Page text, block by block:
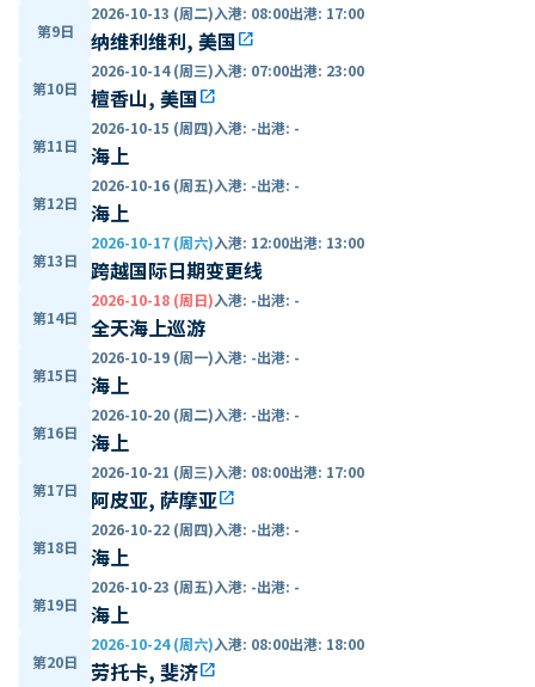
第9日
2026-10-13 (周二)入港: 08:00出港: 17:00
纳维利维利, 美国open_in_new
第10日
2026-10-14 (周三)入港: 07:00出港: 23:00
檀香山, 美国open_in_new
第11日
2026-10-15 (周四)入港: -出港: -
海上
第12日
2026-10-16 (周五)入港: -出港: -
海上
第13日
2026-10-17 (周六)入港: 12:00出港: 13:00
跨越国际日期变更线
第14日
2026-10-18 (周日)入港: -出港: -
全天海上巡游
第15日
2026-10-19 (周一)入港: -出港: -
海上
第16日
2026-10-20 (周二)入港: -出港: -
海上
第17日
2026-10-21 (周三)入港: 08:00出港: 17:00
阿皮亚, 萨摩亚open_in_new
第18日
2026-10-22 (周四)入港: -出港: -
海上
第19日
2026-10-23 (周五)入港: -出港: -
海上
第20日
2026-10-24 (周六)入港: 08:00出港: 18:00
劳托卡, 斐济open_in_new